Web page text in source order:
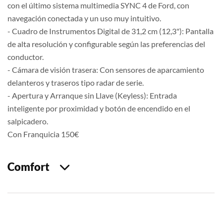
con el último sistema multimedia SYNC 4 de Ford, con
navegación conectada y un uso muy intuitivo.
- Cuadro de Instrumentos Digital de 31,2 cm (12,3"): Pantalla
de alta resolución y configurable según las preferencias del
conductor.
- Cámara de visión trasera: Con sensores de aparcamiento
delanteros y traseros tipo radar de serie.
- Apertura y Arranque sin Llave (Keyless): Entrada
inteligente por proximidad y botón de encendido en el
salpicadero.
Con Franquicia 150€
Comfort